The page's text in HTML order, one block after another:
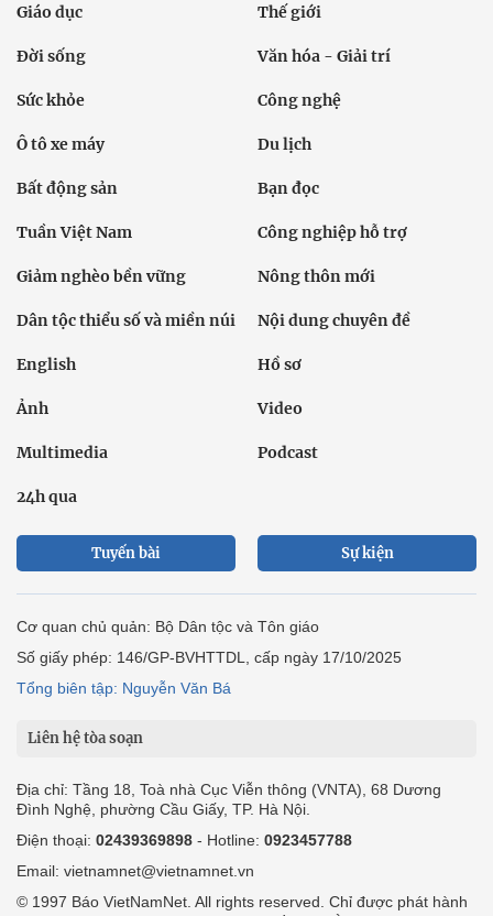
Giáo dục Thế giới
Đời sống Văn hóa - Giải trí
Sức khỏe Công nghệ
Ô tô xe máy Du lịch
Bất động sản Bạn đọc
Tuần Việt Nam Công nghiệp hỗ trợ
Giảm nghèo bền vững Nông thôn mới
Dân tộc thiểu số và miền núi Nội dung chuyên đề
English Hồ sơ
Ảnh Video
Multimedia Podcast
24h qua
Tuyến bài Sự kiện
Cơ quan chủ quản: Bộ Dân tộc và Tôn giáo
Số giấy phép: 146/GP-BVHTTDL, cấp ngày 17/10/2025
Tổng biên tập: Nguyễn Văn Bá
Liên hệ tòa soạn
Địa chỉ: Tầng 18, Toà nhà Cục Viễn thông (VNTA), 68 Dương
Đình Nghệ, phường Cầu Giấy, TP. Hà Nội.
Điện thoại: 02439369898 - Hotline: 0923457788
Email: vietnamnet@vietnamnet.vn
© 1997 Báo VietNamNet. All rights reserved. Chỉ được phát hành